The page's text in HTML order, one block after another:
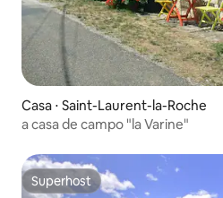
Casa ⋅ Saint-Laurent-la-Roche
a casa de campo "la Varine"
Superhost
Superhost